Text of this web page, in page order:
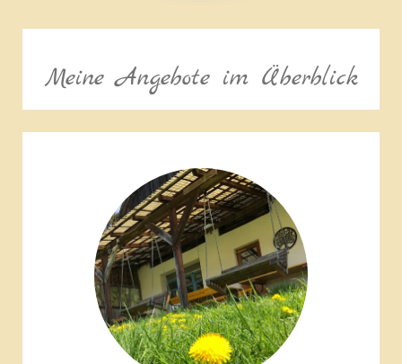
Meine Angebote im Überblick